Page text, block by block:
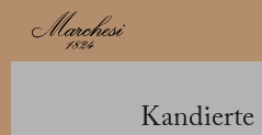
Kandierte